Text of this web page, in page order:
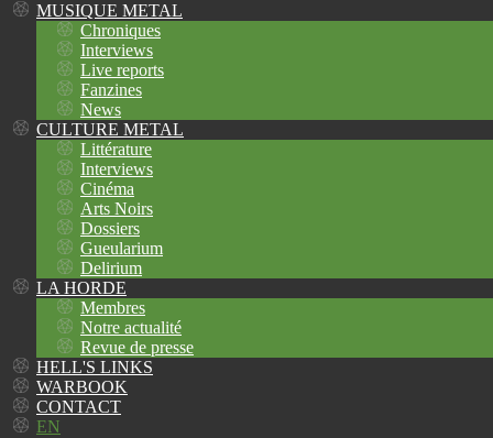
MUSIQUE METAL
Chroniques
Interviews
Live reports
Fanzines
News
CULTURE METAL
Littérature
Interviews
Cinéma
Arts Noirs
Dossiers
Gueularium
Delirium
LA HORDE
Membres
Notre actualité
Revue de presse
HELL'S LINKS
WARBOOK
CONTACT
EN